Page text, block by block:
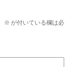
※ が付いている欄は必